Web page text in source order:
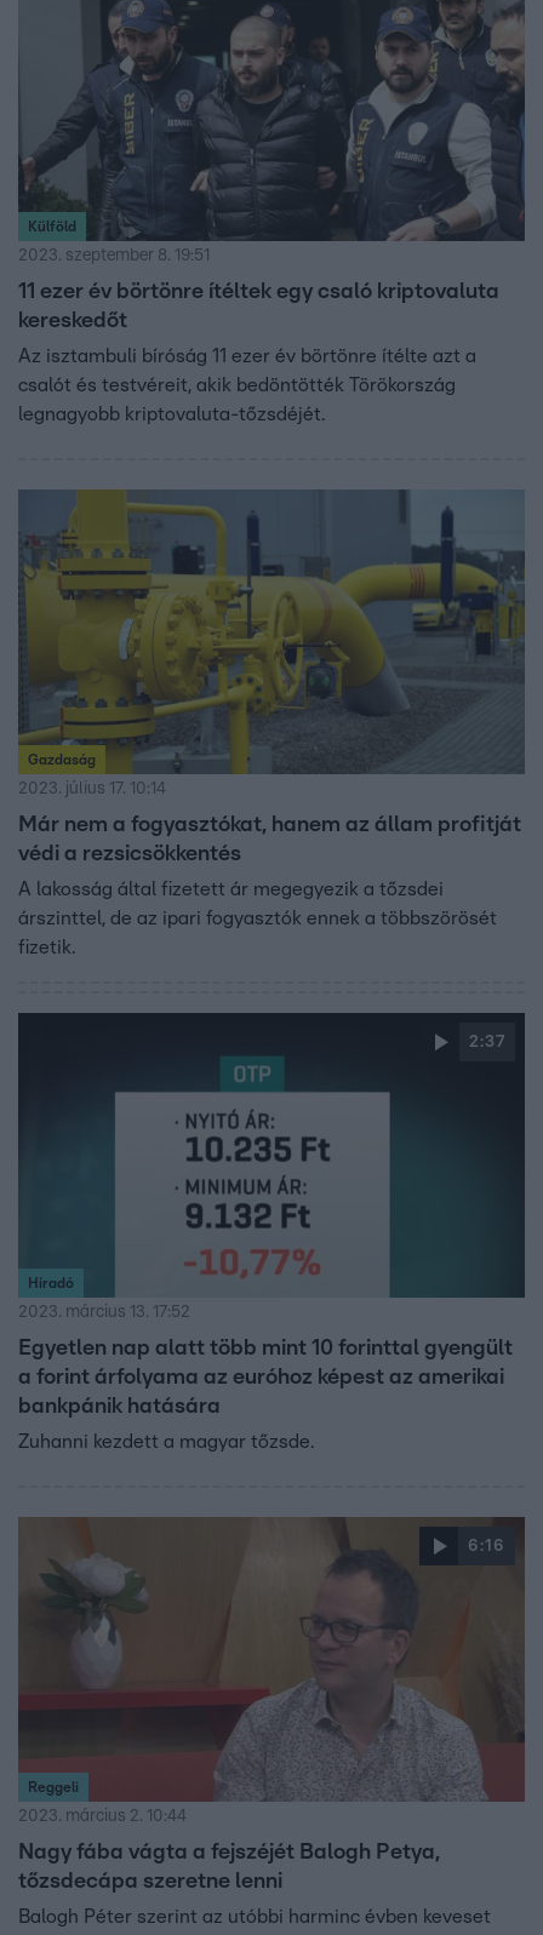
Külföld
2023. szeptember 8. 19:51
11 ezer év börtönre ítéltek egy csaló kriptovaluta
kereskedőt
Az isztambuli bíróság 11 ezer év börtönre ítélte azt a
csalót és testvéreit, akik bedöntötték Törökország
legnagyobb kriptovaluta-tőzsdéjét.
Gazdaság
2023. július 17. 10:14
Már nem a fogyasztókat, hanem az állam profitját
védi a rezsicsökkentés
A lakosság által fizetett ár megegyezik a tőzsdei
árszinttel, de az ipari fogyasztók ennek a többszörösét
fizetik.
2:37
Híradó
2023. március 13. 17:52
Egyetlen nap alatt több mint 10 forinttal gyengült
a forint árfolyama az euróhoz képest az amerikai
bankpánik hatására
Zuhanni kezdett a magyar tőzsde.
6:16
Reggeli
2023. március 2. 10:44
Nagy fába vágta a fejszéjét Balogh Petya,
tőzsdecápa szeretne lenni
Balogh Péter szerint az utóbbi harminc évben keveset